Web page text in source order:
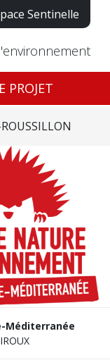
Sentinelle
PROJET
Méditerranée